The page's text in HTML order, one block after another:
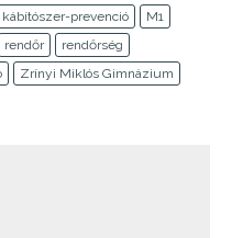
kábítószer-prevenció
M1
rendőr
rendőrség
Zrínyi Miklós Gimnázium